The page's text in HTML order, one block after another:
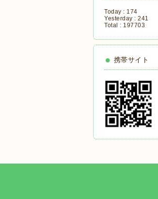
Today : 174
Yesterday : 241
Total : 197703
携帯サイト